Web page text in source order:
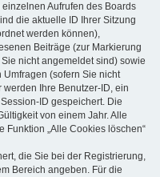
Aufrufen des Boards
die aktuelle ID Ihrer Sitzung
werden können),
Beiträge (zur Markierung
nicht angemeldet sind) sowie
Umfragen (sofern Sie nicht
Ihre Benutzer-ID, ein
ID gespeichert. Die
von einem Jahr. Alle
„Alle Cookies löschen“
die Sie bei der Registrierung,
Bereich angeben. Für die